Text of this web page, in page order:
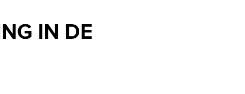
IN DE